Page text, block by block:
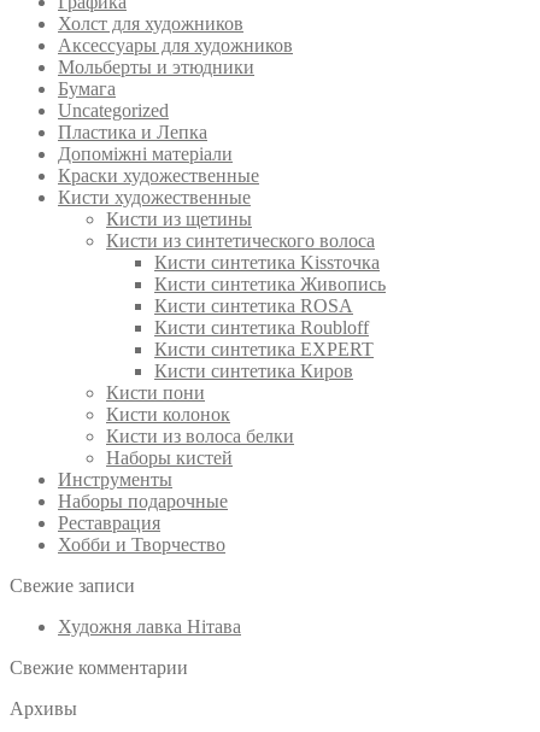
Холст для художников
Аксессуары для художников
Мольберты и этюдники
Бумага
Uncategorized
Пластика и Лепка
Допоміжні матеріали
Краски художественные
Кисти художественные
Кисти из щетины
Кисти из синтетического волоса
Кисти синтетика Kissточка
Кисти синтетика Живопись
Кисти синтетика ROSA
Кисти синтетика Roubloff
Кисти синтетика EXPERT
Кисти синтетика Киров
Кисти пони
Кисти колонок
Кисти из волоса белки
Наборы кистей
Инструменты
Наборы подарочные
Реставрация
Хобби и Творчество
Свежие записи
Художня лавка Нітава
Свежие комментарии
Архивы